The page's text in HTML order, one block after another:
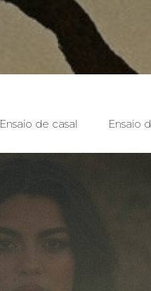
Ensaio de casal Ensaio